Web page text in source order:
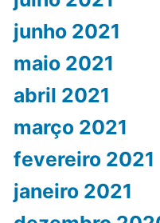
junho 2021
maio 2021
abril 2021
março 2021
fevereiro 2021
janeiro 2021